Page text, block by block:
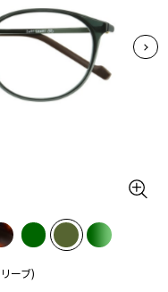
ーブ)